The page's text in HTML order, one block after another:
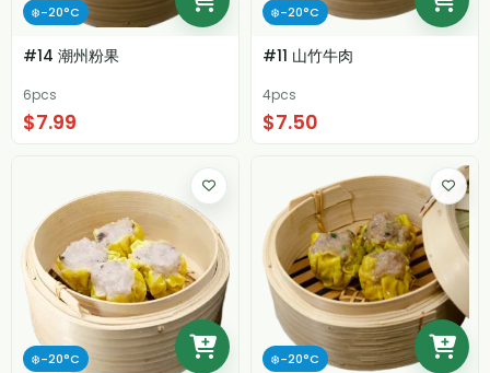
❄️-20°C
#14 潮州粉果
6pcs
$7.99
❄️-20°C
#11 山竹牛肉
4pcs
$7.50
❄️-20°C ❄️-20°C